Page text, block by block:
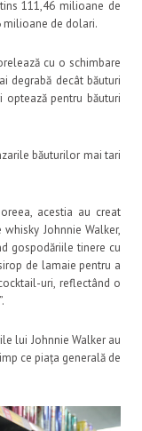
111,46 milioane de
milioane de dolari.
cu o schimbare
degrabă decât băuturi
pentru băuturi
băuturilor mai tari
acestia au creat
Johnnie Walker,
gospodăriile tinere cu
de lamaie pentru a
uri, reflectând o
lui Johnnie Walker au
ce piața generală de